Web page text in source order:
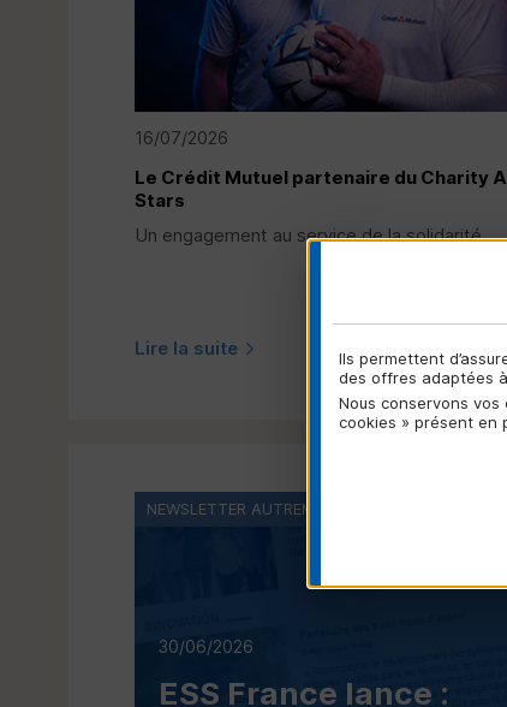
16/07/2026
Le Crédit Mutuel partenaire du Charity
Stars
Un engagement au service de la solidarité....
Lire la suite
30/06/2026
ESS France lance :
NEWSLETTER AUTREMENT DIT
Ils permettent
des offres adaptées
Nous conservons vos
cookies » présent en